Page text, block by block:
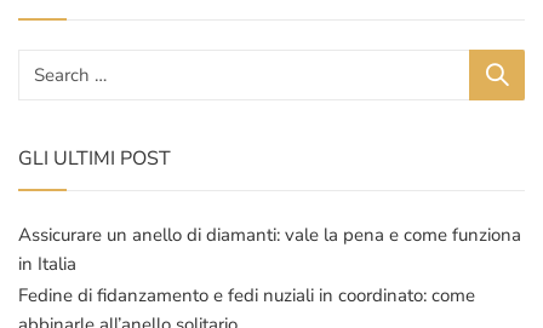
era:
è:
GLI ULTIMI POST
Assicurare un anello di diamanti: vale la pena e come funziona
in Italia
Fedine di fidanzamento e fedi nuziali in coordinato: come